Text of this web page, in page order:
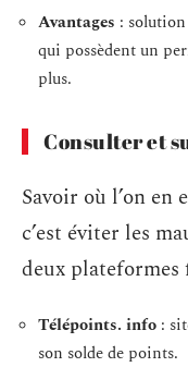
Avantages :
qui possèdent un
plus.
Consulter et
Savoir où l’on en
c’est éviter les
deux plateformes
Télépoints. info :
son solde de points.